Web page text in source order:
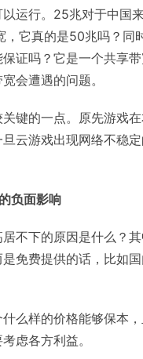
运行。25兆对于中国
它真的是50兆吗？同
证吗？它是一个共享
会遭遇的问题。
键的一点。原先游戏
云游戏出现网络不稳
负面影响
不下的原因是什么？
免费提供的话，比如
么样的价格能够保本
虑各方利益。